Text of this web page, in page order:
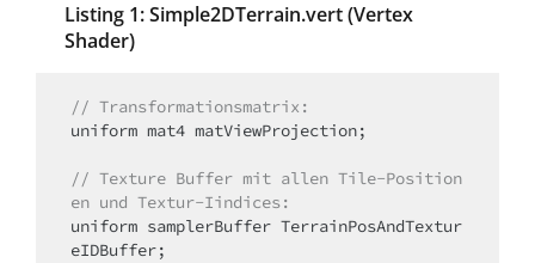
Listing 1: Simple2DTerrain.vert (Vertex
Shader)
// Transformationsmatrix:
uniform mat4 matViewProjection;
// Texture Buffer mit allen Tile-Position
en und Textur-Iindices:
uniform samplerBuffer TerrainPosAndTextur
eIDBuffer;